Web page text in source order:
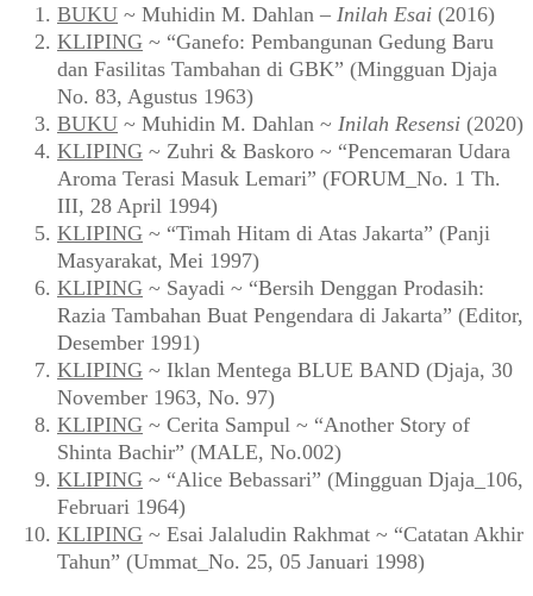
BUKU ~ Muhidin M. Dahlan – Inilah Esai (2016)
KLIPING ~ “Ganefo: Pembangunan Gedung Baru
dan Fasilitas Tambahan di GBK” (Mingguan Djaja
No. 83, Agustus 1963)
BUKU ~ Muhidin M. Dahlan ~ Inilah Resensi (2020)
KLIPING ~ Zuhri & Baskoro ~ “Pencemaran Udara
Aroma Terasi Masuk Lemari” (FORUM_No. 1 Th.
III, 28 April 1994)
KLIPING ~ “Timah Hitam di Atas Jakarta” (Panji
Masyarakat, Mei 1997)
KLIPING ~ Sayadi ~ “Bersih Denggan Prodasih:
Razia Tambahan Buat Pengendara di Jakarta” (Editor,
Desember 1991)
KLIPING ~ Iklan Mentega BLUE BAND (Djaja, 30
November 1963, No. 97)
KLIPING ~ Cerita Sampul ~ “Another Story of
Shinta Bachir” (MALE, No.002)
KLIPING ~ “Alice Bebassari” (Mingguan Djaja_106,
Februari 1964)
KLIPING ~ Esai Jalaludin Rakhmat ~ “Catatan Akhir
Tahun” (Ummat_No. 25, 05 Januari 1998)